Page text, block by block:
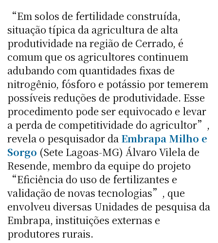
“Em solos de fertilidade construída,
situação típica da agricultura de alta
produtividade na região de Cerrado, é
comum que os agricultores continuem
adubando com quantidades fixas de
nitrogênio, fósforo e potássio por temerem
possíveis reduções de produtividade. Esse
procedimento pode ser equivocado e levar
a perda de competitividade do agricultor”,
revela o pesquisador da Embrapa Milho e
Sorgo (Sete Lagoas-MG) Álvaro Vilela de
Resende, membro da equipe do projeto
“Eficiência do uso de fertilizantes e
validação de novas tecnologias”, que
envolveu diversas Unidades de pesquisa da
Embrapa, instituições externas e
produtores rurais.